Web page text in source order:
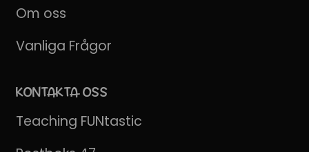
Om oss
Vanliga Frågor
KONTAKTA OSS
Teaching FUNtastic